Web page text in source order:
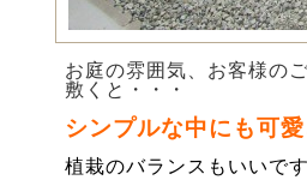
お庭の雰囲気、お客様の
敷くと・・・
シンプルな中にも可
植栽のバランスもいいです